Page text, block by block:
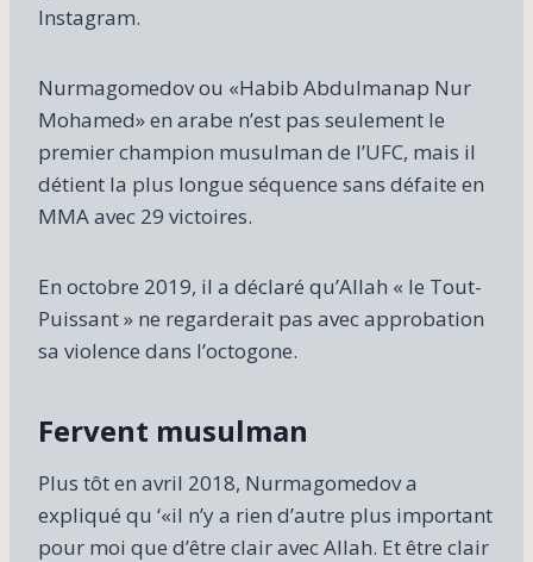
Instagram.
Nurmagomedov ou «Habib Abdulmanap Nur
Mohamed» en arabe n’est pas seulement le
premier champion musulman de l’UFC, mais il
détient la plus longue séquence sans défaite en
MMA avec 29 victoires.
En octobre 2019, il a déclaré qu’Allah « le Tout-
Puissant » ne regarderait pas avec approbation
sa violence dans l’octogone.
Fervent musulman
Plus tôt en avril 2018, Nurmagomedov a
expliqué qu ‘«il n’y a rien d’autre plus important
pour moi que d’être clair avec Allah. Et être clair